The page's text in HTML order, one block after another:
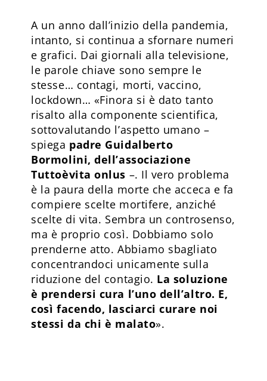
A un anno dall’inizio della pandemia,
intanto, si continua a sfornare numeri
e grafici. Dai giornali alla televisione,
le parole chiave sono sempre le
stesse… contagi, morti, vaccino,
lockdown… «Finora si è dato tanto
risalto alla componente scientifica,
sottovalutando l’aspetto umano –
spiega padre Guidalberto
Bormolini, dell’associazione
Tuttoèvita onlus –. Il vero problema
è la paura della morte che acceca e fa
compiere scelte mortifere, anziché
scelte di vita. Sembra un controsenso,
ma è proprio così. Dobbiamo solo
prenderne atto. Abbiamo sbagliato
concentrandoci unicamente sulla
riduzione del contagio. La soluzione
è prendersi cura l’uno dell’altro. E,
così facendo, lasciarci curare noi
stessi da chi è malato».